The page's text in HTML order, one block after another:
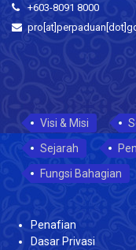
+603-8091 8000
Visi & Misi
Sejarah
Fungsi Bahagian
Penafian
Dasar Privasi